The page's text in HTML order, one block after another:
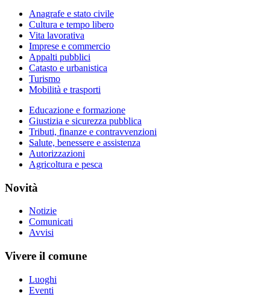
Anagrafe e stato civile
Cultura e tempo libero
Vita lavorativa
Imprese e commercio
Appalti pubblici
Catasto e urbanistica
Turismo
Mobilità e trasporti
Educazione e formazione
Giustizia e sicurezza pubblica
Tributi, finanze e contravvenzioni
Salute, benessere e assistenza
Autorizzazioni
Agricoltura e pesca
Novità
Notizie
Comunicati
Avvisi
Vivere il comune
Luoghi
Eventi